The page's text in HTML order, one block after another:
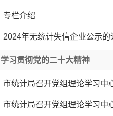
专栏介绍
2024年无统计失信企业公示的
学习贯彻党的二十大精神
市统计局召开党组理论学习中
市统计局召开党组理论学习中